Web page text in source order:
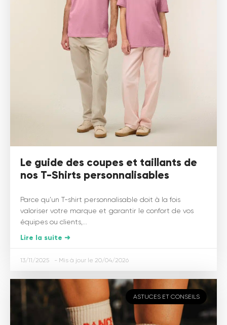
Le guide des coupes et taillants de
nos T-Shirts personnalisables
Parce qu’un T-shirt personnalisable doit à la fois
valoriser votre marque et garantir le confort de vos
équipes ou clients,...
Lire la suite ➜
13/11/2025 20/04/2026
ASTUCES ET CONSEILS